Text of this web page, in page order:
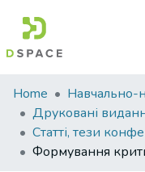
Communities
&
Collections
All of DSpace
Home